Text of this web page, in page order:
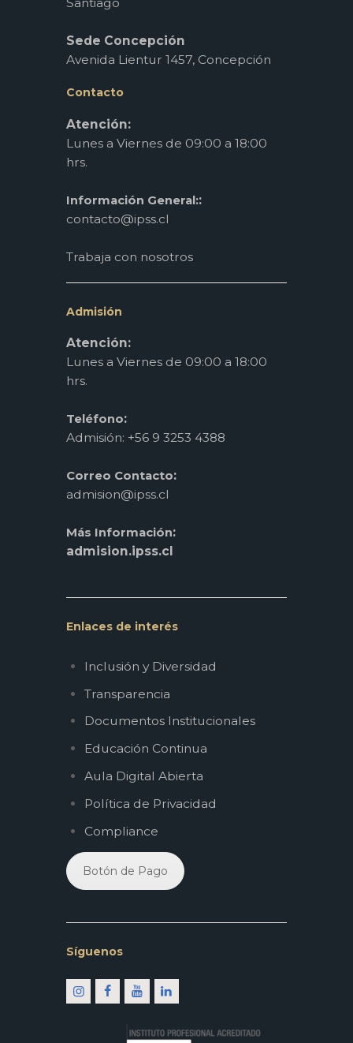
Sede Concepción
Avenida Lientur 1457, Concepción
Contacto
Atención:
Lunes a Viernes de 09:00 a 18:00
hrs.
Información General::
contacto@ipss.cl
Trabaja con nosotros
Admisión
Atención:
Lunes a Viernes de 09:00 a 18:00
hrs.
Teléfono:
Admisión: +56 9 3253 4388
Correo Contacto:
admision@ipss.cl
Más Información:
admision.ipss.cl
Enlaces de interés
Inclusión y Diversidad
Transparencia
Documentos Institucionales
Educación Continua
Aula Digital Abierta
Política de Privacidad
Compliance
Botón de Pago
Síguenos